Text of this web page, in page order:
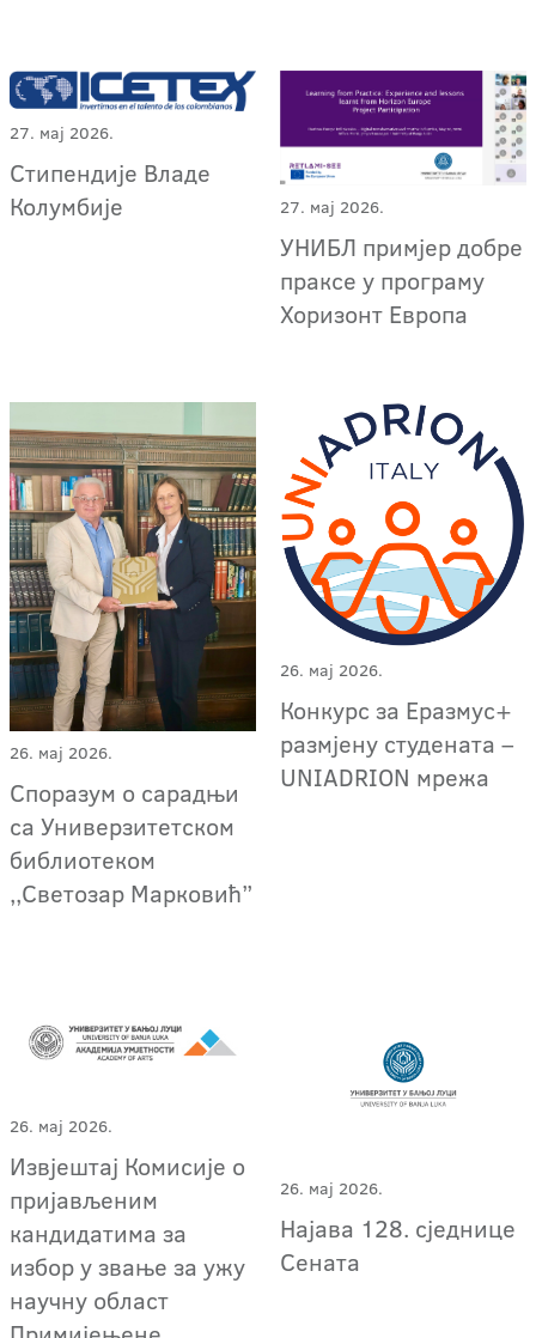
27. мај 2026.
Стипендије Владе
Колумбије
27. мај 2026.
УНИБЛ примјер добре
праксе у програму
Хоризонт Европа
26. мај 2026.
Споразум о сарадњи
са Универзитетском
библиотеком
,,Светозар Марковић”
26. мај 2026.
Конкурс за Еразмус+
размјену студената –
UNIADRION мрежа
26. мај 2026.
Извјештај Комисије о
пријављеним
кандидатима за
избор у звање за ужу
научну област
26. мај 2026.
Најава 128. сједнице
Сената